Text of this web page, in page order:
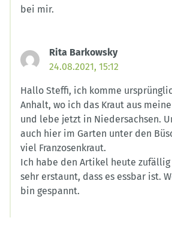
bei mir.
Rita Barkowsky
24.08.2021, 15:12
Hallo Steffi, ich komme
Anhalt, wo ich das Kraut aus
und lebe jetzt in Niedersachsen.
auch hier im Garten unter den
viel Franzosenkraut.
Ich habe den Artikel heute
sehr erstaunt, dass es essbar ist.
bin gespannt.